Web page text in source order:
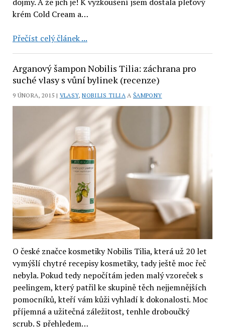
krém Cold Cream a…
Přečíst celý článek ...Kosmetika
Cream
SPF
30
a
korektor
Éclat
Regard
(2
recenze)
Arganový šampon Nobilis Tilia: záchrana pro
suché vlasy s vůní bylinek (recenze)
9 ÚNORA, 2015 | VLASY,NOBILIS TILIA A ŠAMPONY
O české značce kosmetiky Nobilis Tilia, která už 20 let
vymýšlí chytré recepisy kosmetiky, tady ještě moc řeč
nebyla. Pokud tedy nepočítám jeden malý vzoreček s
peelingem, který patřil ke skupině těch nejjemnějších
pomocníků, kteří vám kůži vyhladí k dokonalosti. Moc
příjemná a užitečná záležitost, tenhle droboučký
scrub. S přehledem…